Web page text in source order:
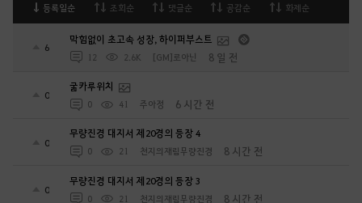
등록일순 조회순 댓글순 공감순 화제순
6
막힘없이 초고속 성장, 하이퍼부스트
12 2.6K [GM]로아닌 8 일 전
0
굶카루위치
0 41 주아정 6 시간 전
0
무량진경 대지서 제20경의 등장 4
0 21 천지의재림무량진경 8 시간 전
0
무량진경 대지서 제20경의 등장 3
0 21 천지의재림무량진경 8 시간 전